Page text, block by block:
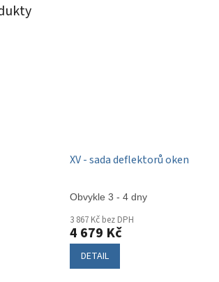
XV - sada deflektorů oken
Obvykle 3 - 4 dny
3 867 Kč bez DPH
4 679 Kč
DETAIL